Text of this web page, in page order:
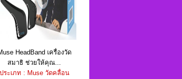
HeadBand เครื่องวัด
สมาธิ ช่วยให้คุณ...
ประเภท : Muse วัดคลื่อน